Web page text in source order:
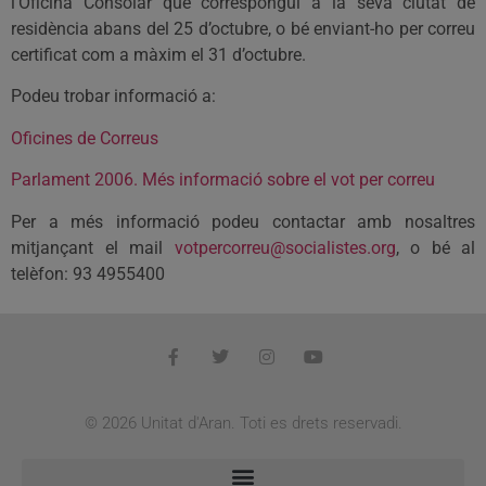
residència abans del 25 d’octubre, o bé enviant-ho per correu
certificat com a màxim el 31 d’octubre.
Podeu trobar informació a:
Oficines de Correus
Parlament 2006. Més informació sobre el vot per correu
Per a més informació podeu contactar amb nosaltres
mitjançant el mail votpercorreu@socialistes.org, o bé al
telèfon: 93 4955400
© 2026 Unitat d'Aran. Toti es drets reservadi.